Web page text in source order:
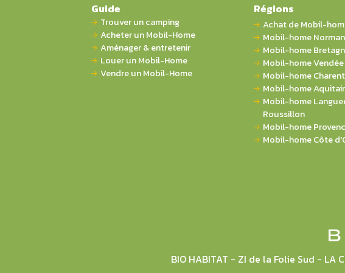
BIO HABITAT - ZI de la Folie Sud - LA
Guide
Trouver un camping
Acheter un Mobil-Home
Aménager & entretenir
Louer un Mobil-Home
Vendre un Mobil-Home
Régions
Achat de Mobil-
Mobil-home
Mobil-home
Mobil-home Vendée
Mobil-home
Mobil-home
Mobil-home
Roussillon
Mobil-home
Mobil-home Côte